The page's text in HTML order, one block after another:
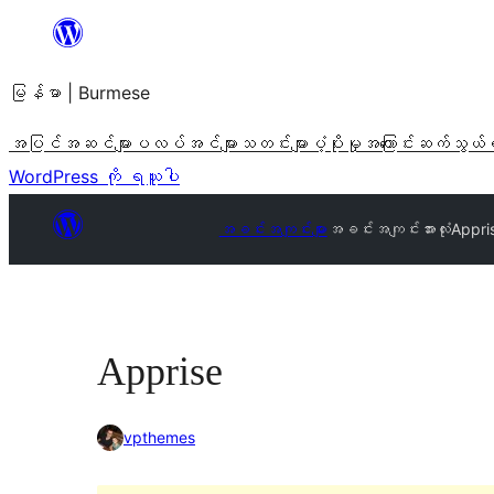
အကြောင်းအရာ
ကျော်သွား
ရန်
မြန်မာ | Burmese
အပြင်အဆင်များ ပလပ်အင်များ သတင်းများ ပံ့ပိုးမှု အကြောင်း ဆက်သွယ်
WordPress ကို ရယူပါ
အခင်းအကျင်းများ အခင်းအကျင်းအားလုံး
Apprise
vpthemes